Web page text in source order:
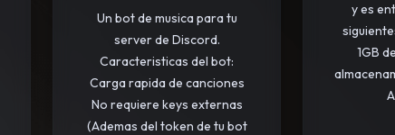
Un bot de musica para tu
server de Discord.
Caracteristicas del bot:
Carga rapida de canciones
No requiere keys externas
(Ademas del token de tu bot
y es
1GB